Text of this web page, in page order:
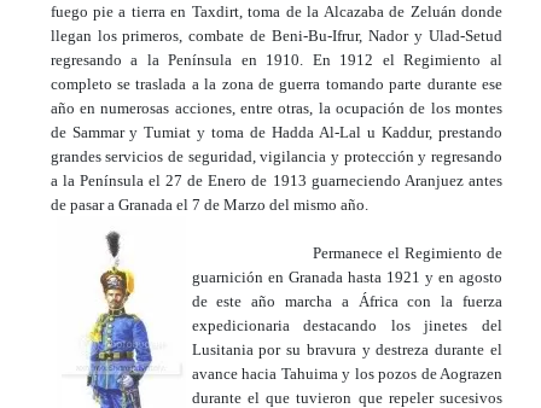
fuego pie a tierra en Taxdirt, toma de la Alcazaba de Zeluán donde
llegan los primeros, combate de Beni-Bu-Ifrur, Nador y Ulad-Setud
regresando a la Península en 1910. En 1912 el Regimiento al
completo se traslada a la zona de guerra tomando parte durante ese
año en numerosas acciones, entre otras, la ocupación de los montes
de Sammar y Tumiat y toma de Hadda Al-Lal u Kaddur, prestando
grandes servicios de seguridad, vigilancia y protección y regresando
a la Península el 27 de Enero de 1913 guarneciendo Aranjuez antes
de pasar a Granada el 7 de Marzo del mismo año.
Permanece el Regimiento de
guarnición en Granada hasta 1921 y en agosto
de este año marcha a África con la fuerza
expedicionaria destacando los jinetes del
Lusitania por su bravura y destreza durante el
avance hacia Tahuima y los pozos de Aograzen
durante el que tuvieron que repeler sucesivos